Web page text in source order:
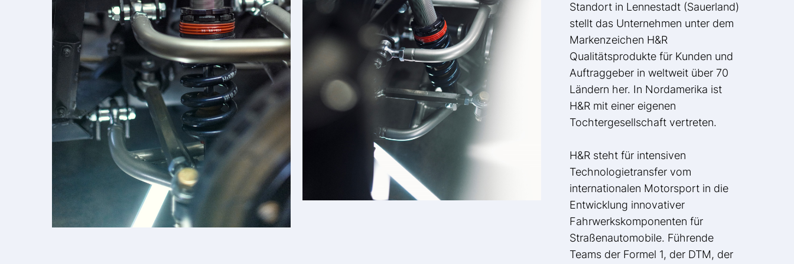
Standort in Lennestadt (Sauerland)
stellt das Unternehmen unter dem
Markenzeichen H&R
Qualitätsprodukte für Kunden und
Auftraggeber in weltweit über 70
Ländern her. In Nordamerika ist
H&R mit einer eigenen
Tochtergesellschaft vertreten.
H&R steht für intensiven
Technologietransfer vom
internationalen Motorsport in die
Entwicklung innovativer
Fahrwerkskomponenten für
Straßenautomobile. Führende
Teams der Formel 1, der DTM, der